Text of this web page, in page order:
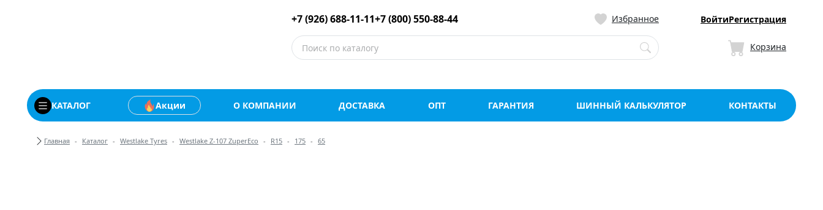
Купить автомобильные шины оптом и в розницу со склада в
+7 (926) 688-11-11+7 (800) 550-88-44 Избранное ВойтиРегистрация
Корзина
КАТАЛОГ Акции О КОМПАНИИ ДОСТАВКА ОПТ ГАРАНТИЯ ШИННЫЙ КАЛЬКУЛЯТОР КОНТАКТЫ
Хлебные крошки
Главная Каталог Westlake Tyres Westlake Z-107 ZuperEco R15 175 65